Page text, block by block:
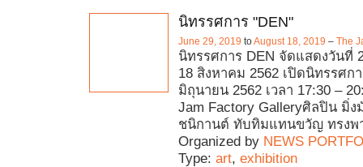
นิทรรศการ "DEN"
June 29, 2019 toAugust 18, 2019 – The
นิทรรศการ DEN จัดแสดงวันที่
18 สิงหาคม 2562 เปิดนิทรรศก
มิถุนายน 2562 เวลา 17:30 –
Jam Factory Galleryศิลปิน มิ่
ชนิกานต์ ทับทิมแทนขวัญ ทรงพ
Organized by NEWS
Type: art, exhibition